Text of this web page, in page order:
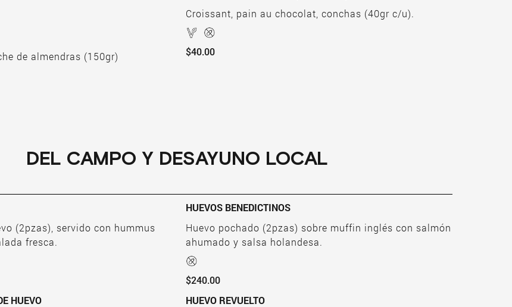
de almendras (150gr)
Croissant, pain au chocolat, conchas (40gr c/u).
$40.00
DEL CAMPO Y DESAYUNO LOCAL
(2pzas), servido con hummus
fresca.
HUEVO
HUEVOS BENEDICTINOS
Huevo pochado (2pzas) sobre muffin inglés con salmón
ahumado y salsa holandesa.
$240.00
HUEVO REVUELTO